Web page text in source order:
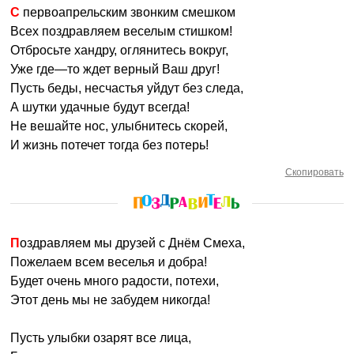
С первоапрельским звонким смешком
Всех поздравляем веселым стишком!
Отбросьте хандру, оглянитесь вокруг,
Уже где—то ждет верный Ваш друг!
Пусть беды, несчастья уйдут без следа,
А шутки удачные будут всегда!
Не вешайте нос, улыбнитесь скорей,
И жизнь потечет тогда без потерь!
Скопировать
Поздравляем мы друзей с Днём Смеха,
Пожелаем всем веселья и добра!
Будет очень много радости, потехи,
Этот день мы не забудем никогда!
Пусть улыбки озарят все лица,